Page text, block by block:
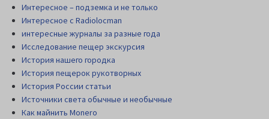
Интересное – подземка и не только
Интересное с Radiolocman
интересные журналы за разные года
Исследование пещер экскурсия
История нашего городка
История пещерок рукотворных
История России статьи
Источники света обычные и необычные
Как майнить Monero